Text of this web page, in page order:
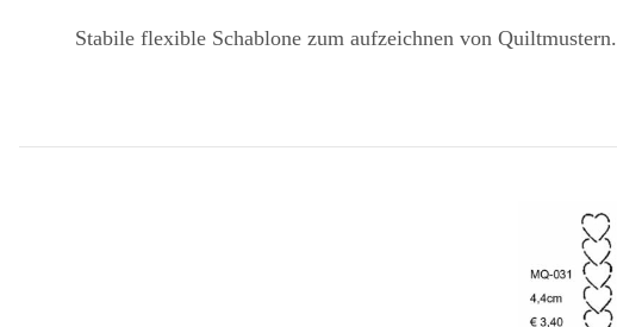
Stabile flexible Schablone zum aufzeichnen von Quiltmustern.